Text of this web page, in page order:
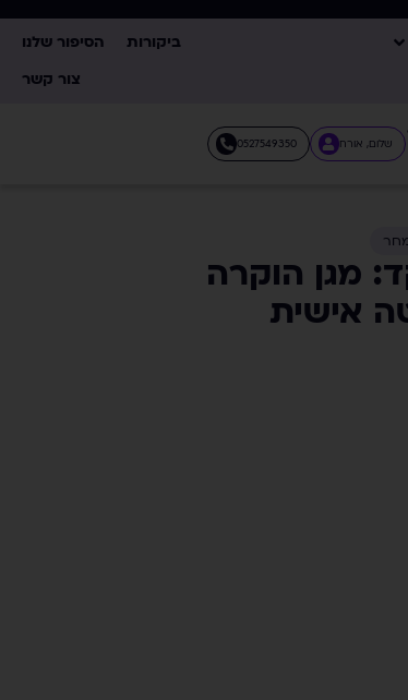
ביקורות
הסיפור שלנו
צור קשר
שלום, אורח 0527549350
מגן הוקרה
אישית